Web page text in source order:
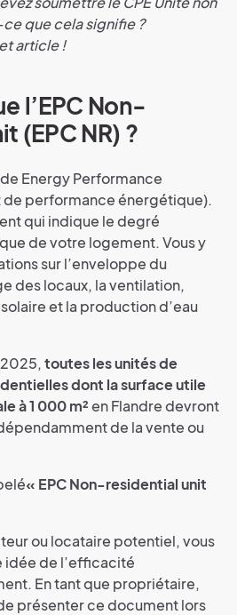
que cela signifie ?
article !
l’EPC Non-
(EPC NR) ?
Energy Performance
performance énergétique).
qui indique le degré
de votre logement. Vous y
sur l’enveloppe du
des locaux, la ventilation,
et la production d’eau
toutes les unités de
dont la surface utile
à 1 000 m²en Flandre devront
de la vente ou
« EPC Non-residential unit
ou locataire potentiel, vous
idée de l’efficacité
En tant que propriétaire,
présenter ce document lors